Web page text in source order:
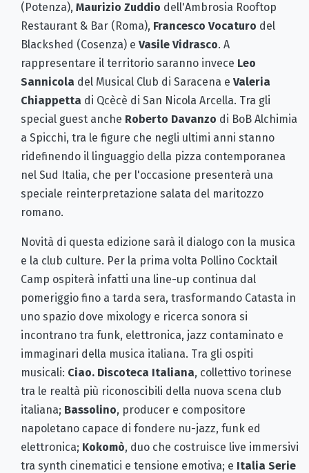
(Potenza), Maurizio Zuddio dell'Ambrosia Rooftop
Restaurant & Bar (Roma), Francesco Vocaturo del
Blackshed (Cosenza) e Vasile Vidrasco. A
rappresentare il territorio saranno invece Leo
Sannicola del Musical Club di Saracena e Valeria
Chiappetta di Qcècè di San Nicola Arcella. Tra gli
special guest anche Roberto Davanzo di BoB Alchimia
a Spicchi, tra le figure che negli ultimi anni stanno
ridefinendo il linguaggio della pizza contemporanea
nel Sud Italia, che per l'occasione presenterà una
speciale reinterpretazione salata del maritozzo
romano.
Novità di questa edizione sarà il dialogo con la musica
e la club culture. Per la prima volta Pollino Cocktail
Camp ospiterà infatti una line-up continua dal
pomeriggio fino a tarda sera, trasformando Catasta in
uno spazio dove mixology e ricerca sonora si
incontrano tra funk, elettronica, jazz contaminato e
immaginari della musica italiana. Tra gli ospiti
musicali: Ciao. Discoteca Italiana, collettivo torinese
tra le realtà più riconoscibili della nuova scena club
italiana; Bassolino, producer e compositore
napoletano capace di fondere nu-jazz, funk ed
elettronica; Kokomò, duo che costruisce live immersivi
tra synth cinematici e tensione emotiva; e Italia Serie